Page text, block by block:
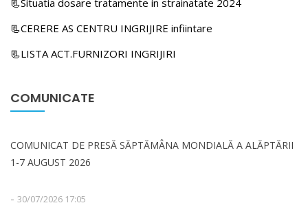
📃CERERE AS CENTRU INGRIJIRE infiintare
📃LISTA ACT.FURNIZORI INGRIJIRI
COMUNICATE
COMUNICAT DE PRESĂ SĂPTĂMÂNA MONDIALĂ A ALĂPTĂRII
1-7 AUGUST 2026
- 30/07/2026 17:05